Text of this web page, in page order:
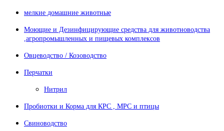
мелкие домашние животные
Моющие и Дезинфицирующие средства для животноводства
,агропромышленных и пищевых комплексов
Овцеводство / Козоводство
Перчатки
Нитрил
Пробиотки и Корма для КРС , МРС и птицы
Свиноводство